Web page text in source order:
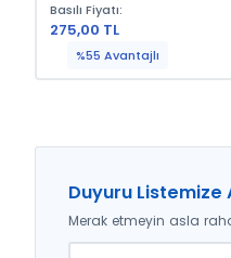
Basılı Fiyatı:
275,00 TL
%55 Avantajlı
Duyuru Listemize
Merak etmeyin asla